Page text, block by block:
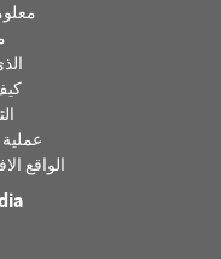
عملية
الواقع